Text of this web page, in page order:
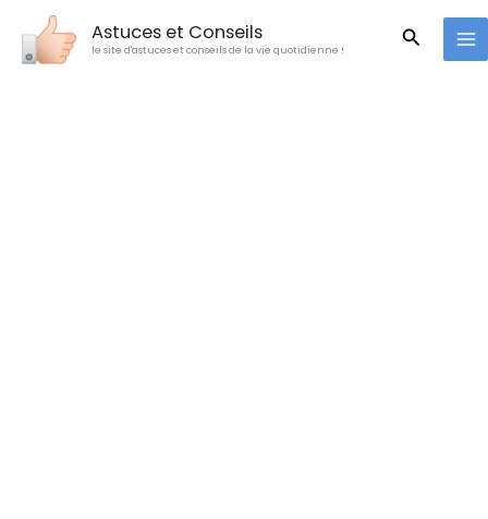
contenu
Astuces et Conseils
le site d'astuces et conseils de la vie quotidienne !